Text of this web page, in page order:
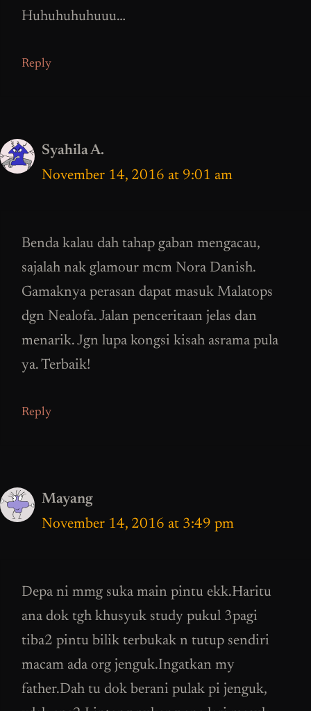
Huhuhuhuhuuu…
Reply
Syahila A.
November 14, 2016 at 9:01 am
Benda kalau dah tahap gaban mengacau,
sajalah nak glamour mcm Nora Danish.
Gamaknya perasan dapat masuk Malatops
dgn Nealofa. Jalan penceritaan jelas dan
menarik. Jgn lupa kongsi kisah asrama pula
ya. Terbaik!
Reply
Mayang
November 14, 2016 at 3:49 pm
Depa ni mmg suka main pintu ekk.Haritu
ana dok tgh khusyuk study pukul 3pagi
tiba2 pintu bilik terbukak n tutup sendiri
macam ada org jenguk.Ingatkan my
father.Dah tu dok berani pulak pi jenguk,